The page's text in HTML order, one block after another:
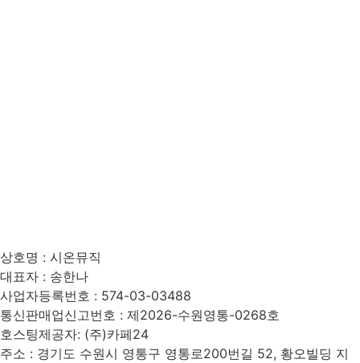
상호명 : 시온뮤직
대표자 : 송한나
사업자등록번호 : 574-03-03488
통신판매업신고번호 : 제2026-수원영통-0268호
호스팅제공자: (주)카페24
주소 : 경기도 수원시 영통구 영통로200번길 52, 황오빌딩 지